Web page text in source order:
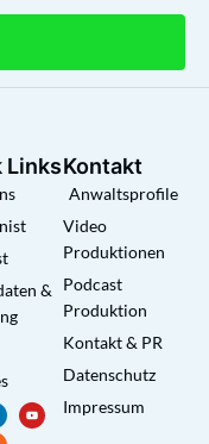
Links
&
Kontakt
Anwaltsprofile
Video
Produktionen
Podcast
Produktion
Kontakt & PR
Datenschutz
Impressum